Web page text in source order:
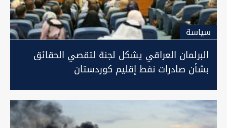
سیاسة
البرلمان العراقي يشكل لجنة لتقصي الحقائق
بشأن صادرات نفط إقليم كوردستان